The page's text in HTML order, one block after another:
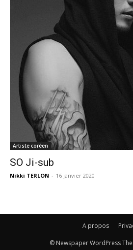
Artiste coréen
SO Ji-sub
Nikki TERLON - 16 janvier 2020
A propos
© Newspaper WordPress